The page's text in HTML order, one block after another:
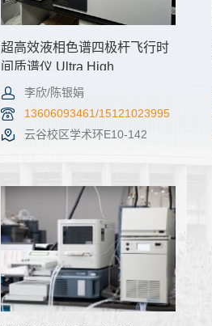
超高效液相色谱四极杆飞行时
间质谱仪 Ultra High
Chromatography Quadrupole-
Time of Flight Mass
Spectrometer
李欣/陈银娟
13606093461/15121023995
云谷校区学术环E10-142